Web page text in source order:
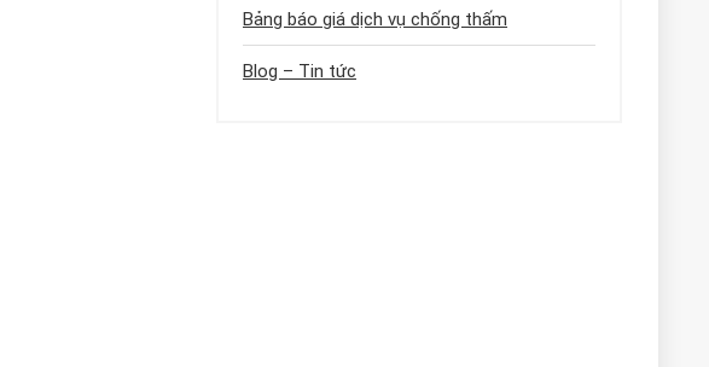
Bảng báo giá dịch vụ chống thấm
Blog – Tin tức